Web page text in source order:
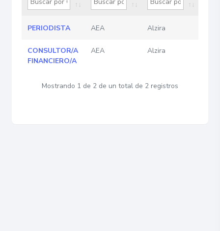
PERIODISTA AEA Alzira
CONSULTOR/A
FINANCIERO/A
AEA Alzira
Mostrando 1 de 2 de un total de 2 registros